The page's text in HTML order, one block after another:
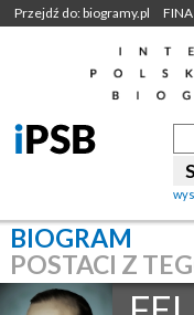
Przejdź do: biogramy.pl FINA
BIOGRAM
POSTACI Z